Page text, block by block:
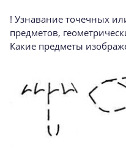
! Узнавание точечных
предме­тов,
Какие предметы